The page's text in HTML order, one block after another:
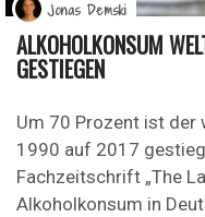
ALKOHOLKONSUM
GESTIEGEN
Um 70 Prozent ist der
1990 auf 2017
Fachzeitschrift „The
Alkoholkonsum in
Jonas Demski